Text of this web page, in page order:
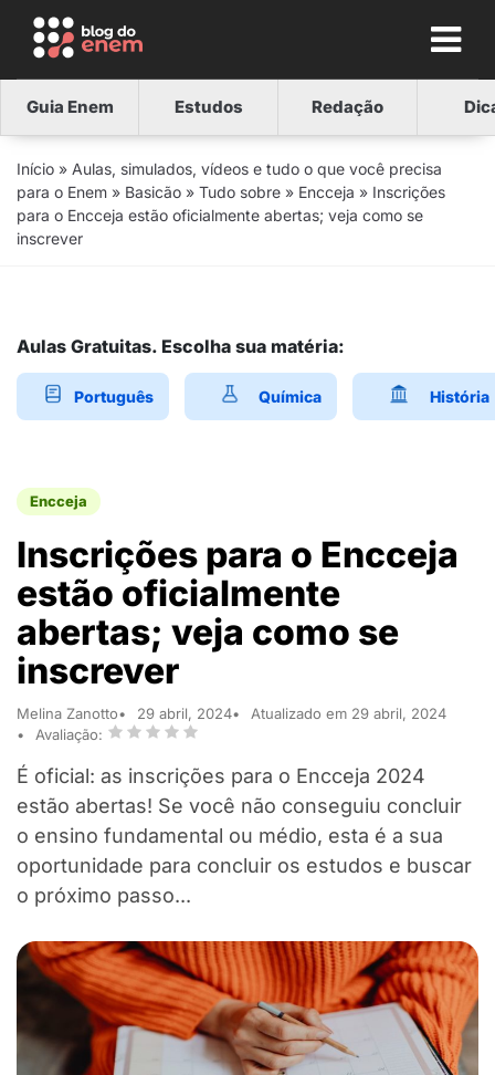
Guia Enem Estudos Redação
Início » Aulas, simulados, vídeos e tudo o que você precisa
para o Enem » Basicão » Tudo sobre » Encceja » Inscrições
para o Encceja estão oficialmente abertas; veja como se
inscrever
Aulas Gratuitas. Escolha sua matéria:
Português Química História
Encceja
Inscrições para o Encceja
estão oficialmente
abertas; veja como se
inscrever
Melina Zanotto 29 abril, 2024
Atualizado em 29 abril, 2024
Avaliação:
É oficial: as inscrições para o Encceja 2024
estão abertas! Se você não conseguiu concluir
o ensino fundamental ou médio, esta é a sua
oportunidade para concluir os estudos e buscar
o próximo passo...